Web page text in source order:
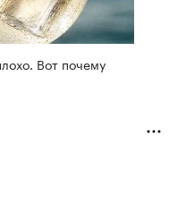
Вот почему